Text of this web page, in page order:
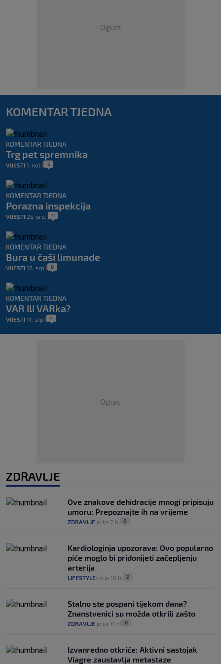
Oglas
KOMENTAR TJEDNA
KOMENTAR TJEDNA
Trg pet spremnika
VIJESTI 1. kol. 5
KOMENTAR TJEDNA
Porazna inspekcija
VIJESTI 25. srp. 11
KOMENTAR TJEDNA
Bura u čaši limunade
VIJESTI 18. srp. 0
KOMENTAR TJEDNA
VAR ili VARka?
VIJESTI 11. srp. 4
Oglas
ZDRAVLJE
Ove znakove dehidracije mnogi pripisuju
umoru: Prepoznajte ih na vrijeme
ZDRAVLJE prije 2 h 0
Kardiologinja upozorava: Ovo popularno
piće moglo bi pridonijeti začepljenju
arterija
LIFESTYLE prije 10 h 2
Stalno ste pospani tijekom dana?
Znanstvenici su možda otkrili zašto
ZDRAVLJE prije 11 h 0
Izvanredno otkriće: Aktivni sastojak
Viagre zaustavlja metastaze